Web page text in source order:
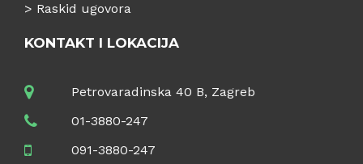
> Raskid ugovora
KONTAKT I LOKACIJA
Petrovaradinska 40 B, Zagreb
01-3880-247
091-3880-247